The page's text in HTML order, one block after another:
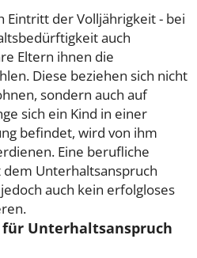
Eintritt der Volljährigkeit - bei
auch
Eltern ihnen die
Diese beziehen sich nicht
sondern auch auf
sich ein Kind in einer
befindet, wird von ihm
Eine berufliche
Unterhaltsanspruch
auch kein erfolgloses
Unterhaltsanspruch